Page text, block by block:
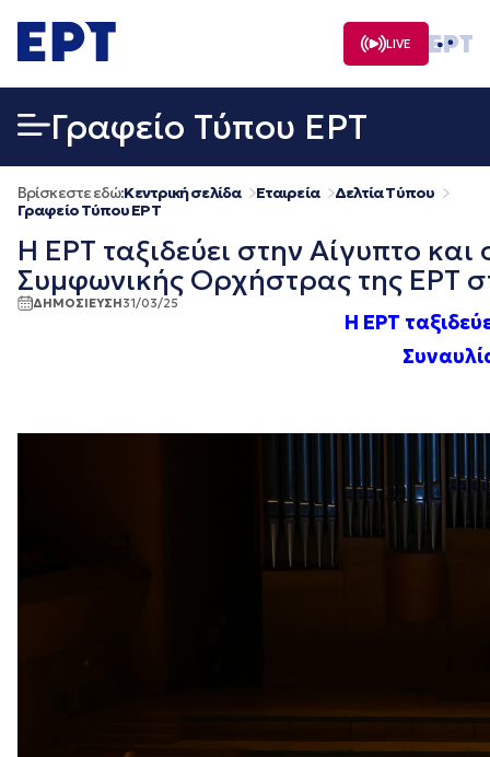
σε
περιεχόμενο
LIVE
Γραφείο Τύπου ΕΡΤ
Βρίσκεστε εδώ:Κεντρική σελίδα Εταιρεία
Δελτία Τύπου
Γραφείο Τύπου ΕΡΤ
Η ΕΡΤ ταξιδεύει στην Αίγυπτο
Συμφωνικής Ορχήστρας της ΕΡΤ
ΔΗΜΟΣΙΕΥΣΗ31/03/25
Η ΕΡΤ